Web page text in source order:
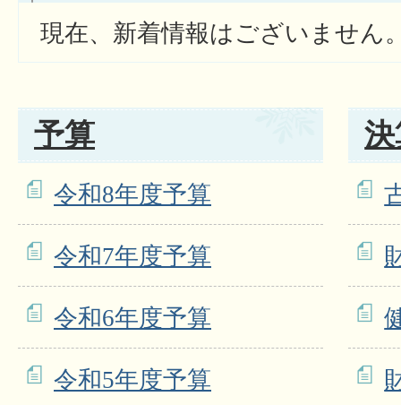
現在、新着情報はございません
予算
令和8年度予算
令和7年度予算
令和6年度予算
令和5年度予算